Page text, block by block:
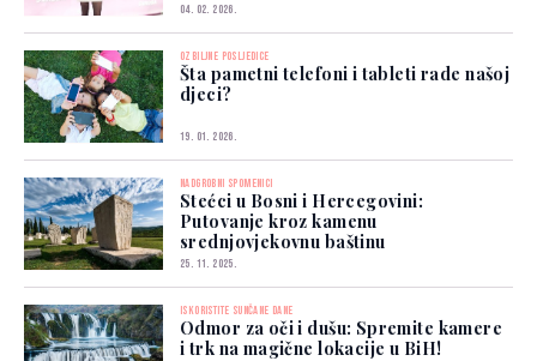
04. 02. 2026.
OZBILJNE POSLJEDICE
Šta pametni telefoni i tableti rade našoj
djeci?
19. 01. 2026.
NADGROBNI SPOMENICI
Stećci u Bosni i Hercegovini:
Putovanje kroz kamenu
srednjovjekovnu baštinu
25. 11. 2025.
ISKORISTITE SUNČANE DANE
Odmor za oči i dušu: Spremite kamere
i trk na magične lokacije u BiH!